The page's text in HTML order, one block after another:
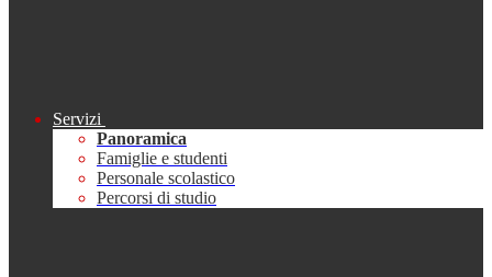
Servizi
Panoramica
Famiglie e studenti
Personale scolastico
Percorsi di studio